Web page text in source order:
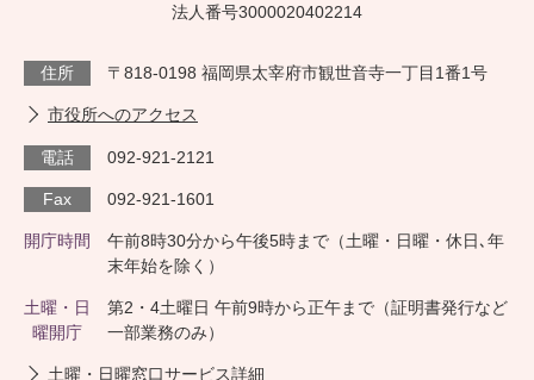
法人番号3000020402214
住所 〒818-0198 福岡県太宰府市観世音寺一丁目1番1号
市役所へのアクセス
電話 092-921-2121
Fax 092-921-1601
開庁時間
午前8時30分から午後5時まで（土曜・日曜・休日､年
末年始を除く）
土曜・日
曜開庁
第2・4土曜日 午前9時から正午まで（証明書発行など
一部業務のみ）
土曜・日曜窓口サービス詳細